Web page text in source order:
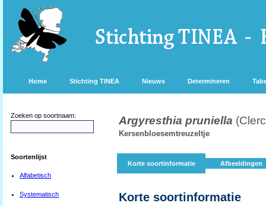
Home Stichting TINEA Nieuws Determineren
Zoeken op soortnaam:
Soortenlijst
Alfabetisch
Systematisch
Argyresthia pruniella
Kersenbloesemtreuzeltje
Korte soortinformatie Afbeeldingen
Korte soortinformatie